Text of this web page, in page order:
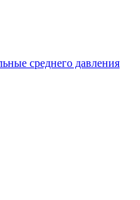
среднего давления